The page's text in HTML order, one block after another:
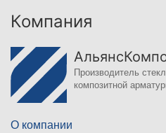
Компания
Производитель
композитной
О компании